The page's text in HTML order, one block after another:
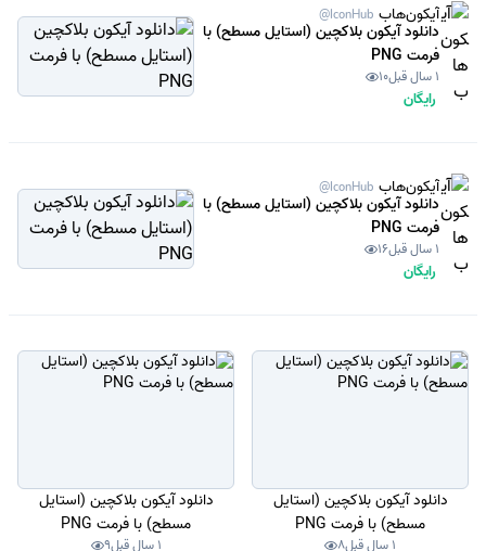
آیکون‌هاب @IconHub
دانلود آیکون بلاکچین (استایل مسطح) با
فرمت PNG
1 سال قبل 10
رایگان
آیکون‌هاب @IconHub
دانلود آیکون بلاکچین (استایل مسطح) با
فرمت PNG
1 سال قبل 16
رایگان
دانلود آیکون بلاکچین (استایل
مسطح) با فرمت PNG
1 سال قبل 8
دانلود آیکون بلاکچین (استایل
مسطح) با فرمت PNG
1 سال قبل 9